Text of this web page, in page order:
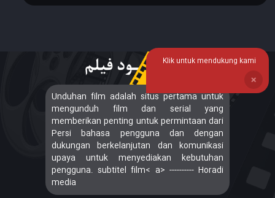
Unduhan film adalah situs pertama untuk
mengunduh film dan serial yang
memberikan penting untuk permintaan dari
Persi bahasa pengguna dan dengan
dukungan berkelanjutan dan komunikasi
upaya untuk menyediakan kebutuhan
pengguna. subtitel film< a> ---------- Horadi
media
Klik untuk mendukung kami
❌